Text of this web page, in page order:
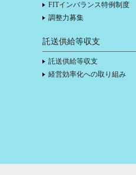
FITインバランス特例制度
調整力募集
託送供給等収支
託送供給等収支
経営効率化への取り組み